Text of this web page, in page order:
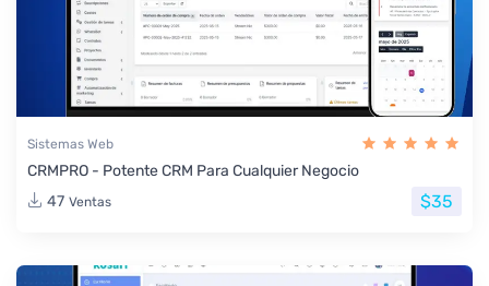
Sistemas Web
CRMPRO - Potente CRM Para Cualquier Negocio
47 Ventas $35